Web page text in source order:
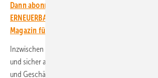
Dann abonnieren Sie einfach den kostenlosen
ERNEUERBARE ENERGIEN – dem größten
Magazin für erneuerbare Energien in
Inzwischen hat Carbonfreed schon mehr als 700
und sicher ans Netz gebracht. Mit dem frischen
und Geschäftsführer Marko Ibsch die eigene KI-